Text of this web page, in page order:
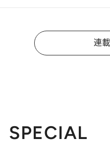
連
SPECIAL